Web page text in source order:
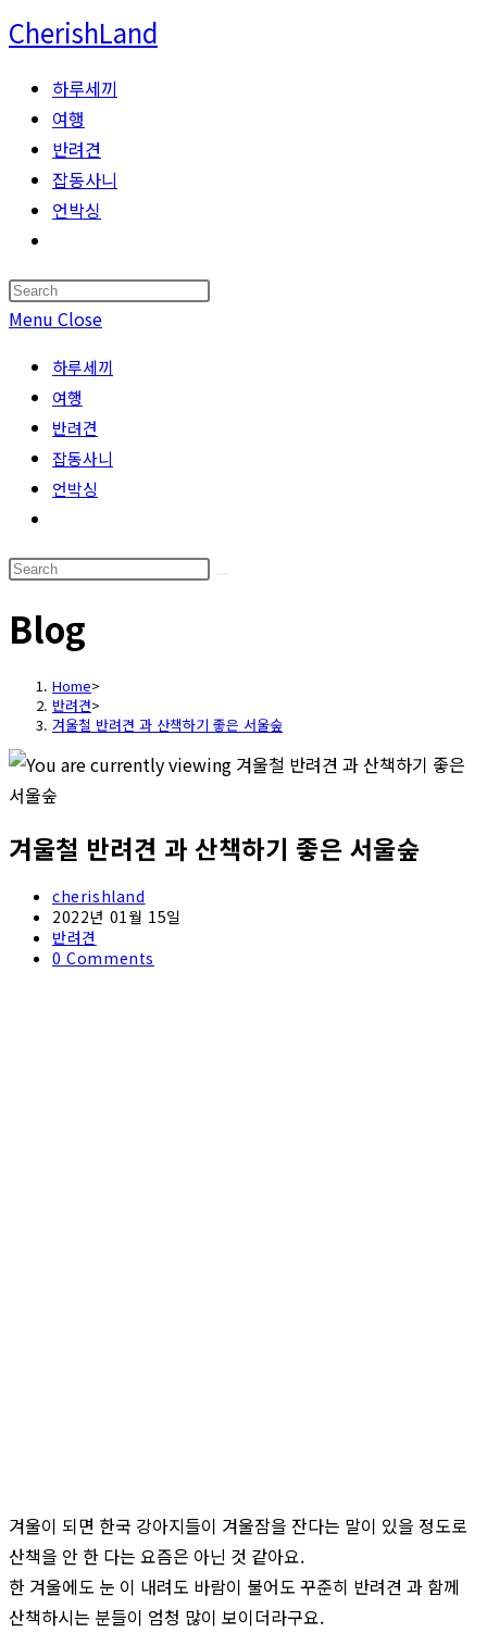
Skip
to
content
CherishLand
하루세끼
여행
반려견
잡동사니
언박싱
search
Press
Menu Close
하루세끼
여행
반려견
잡동사니
언박싱
search
Search
website
Blog
Home>
반려견>
겨울철 반려견 과 산책하기 좋은 서울숲
겨울철 반려견 과 산책하기 좋은 서울숲
Post
author:
cherishland
Post
published:
2022년 01월 15일
Post
category:
반려견
Post
0 Comments
겨울이 되면 한국 강아지들이 겨울잠을 잔다는 말이 있을 정도로
산책을 안 한 다는 요즘은 아닌 것 같아요.
한 겨울에도 눈 이 내려도 바람이 불어도 꾸준히 반려견 과 함께
산책하시는 분들이 엄청 많이 보이더라구요.